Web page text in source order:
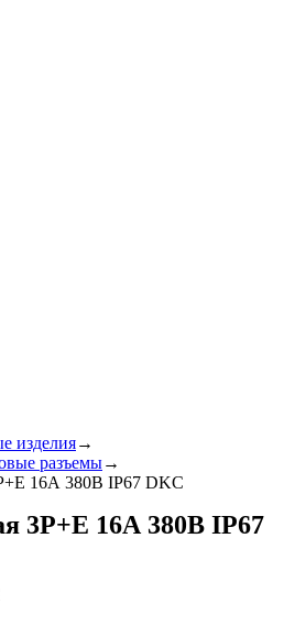
изделия→
разъемы→
16А 380В IP67 DKC
3P+Е 16А 380В IP67